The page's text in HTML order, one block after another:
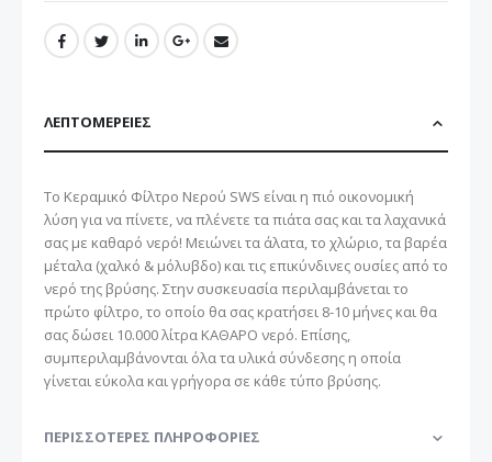
ΛΕΠΤΟΜΈΡΕΙΕΣ
Το Κεραμικό Φίλτρο Νερού SWS είναι η πιό οικονομική
λύση για να πίνετε, να πλένετε τα πιάτα σας και τα λαχανικά
σας με καθαρό νερό! Μειώνει τα άλατα, το χλώριο, τα βαρέα
μέταλα (χαλκό & μόλυβδο) και τις επικύνδινες ουσίες από το
νερό της βρύσης. Στην συσκευασία περιλαμβάνεται το
πρώτο φίλτρο, το οποίο θα σας κρατήσει 8-10 μήνες και θα
σας δώσει 10.000 λίτρα ΚΑΘΑΡΟ νερό. Επίσης,
συμπεριλαμβάνονται όλα τα υλικά σύνδεσης η οποία
γίνεται εύκολα και γρήγορα σε κάθε τύπο βρύσης.
ΠΕΡΙΣΣΌΤΕΡΕΣ ΠΛΗΡΟΦΟΡΊΕΣ